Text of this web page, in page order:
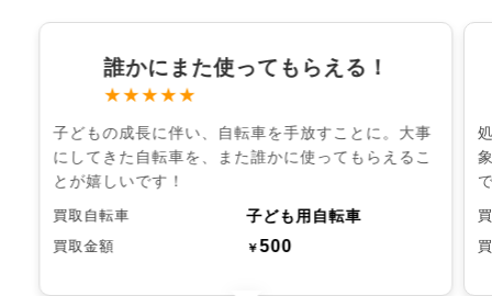
誰かにまた使ってもらえる！
★★★★★
子どもの成長に伴い、自転車を手放すことに。大事
にしてきた自転車を、また誰かに使ってもらえるこ
とが嬉しいです！
買取自転車 子ども用自転車
買取金額 ￥500